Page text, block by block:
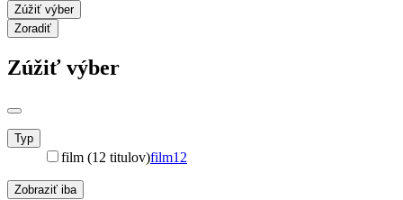
Zúžiť výber
Zoradiť
Zúžiť výber
Typ
film (12 titulov)film12
Zobraziť iba